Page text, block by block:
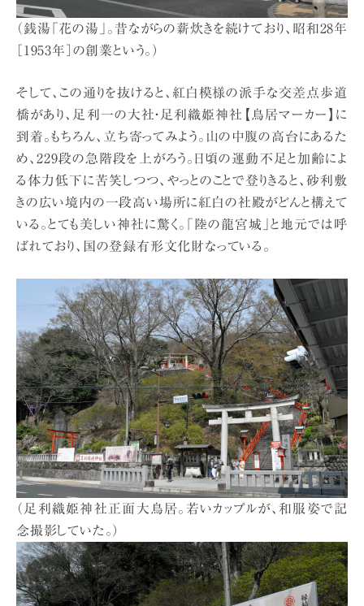
（銭湯「花の湯」。昔ながらの薪炊きを続けており、昭和28年
［1953年］の創業という。）
そして、この通りを抜けると、紅白模様の派手な交差点歩道
橋があり、足利一の大社・足利織姫神社【鳥居マーカー】に
到着。もちろん、立ち寄ってみよう。山の中腹の高台にあるた
め、229段の急階段を上がろう。日頃の運動不足と加齢によ
る体力低下に苦笑しつつ、やっとのことで登りきると、砂利敷
きの広い境内の一段高い場所に紅白の社殿がどんと構えて
いる。とても美しい神社に驚く。「陸の龍宮城」と地元では呼
ばれており、国の登録有形文化財なっている。
（足利織姫神社正面大鳥居。若いカップルが、和服姿で記
念撮影していた。）